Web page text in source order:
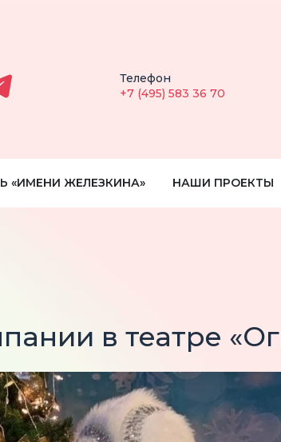
Телефон
+7 (495) 583 36 70
«ИМЕНИ ЖЕЛЕЗКИНА» НАШИ ПРОЕКТЫ
в театре